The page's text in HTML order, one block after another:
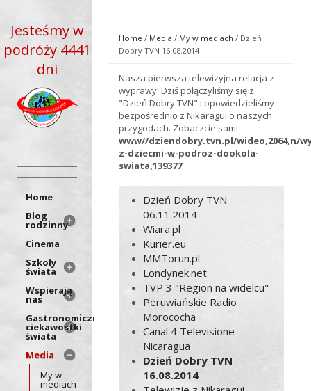
Jesteśmy w
podróży 4441
dni
Home
Blog
rodzinny
Cinema
Szkoły
świata
Wspierają
nas
Gastronomiczne
ciekawostki
świata
Media
My w
mediach
Home / Media / My w mediach/ Dzień
Dobry TVN 16.08.2014
Nasza pierwsza telewizyjna relacja z
wyprawy. Dziś połączyliśmy się z
"Dzień Dobry TVN" i opowiedzieliśmy
bezpośrednio z Nikaragui o naszych
przygodach. Zobaczcie sami:
www//dziendobry.tvn.pl/wideo,2064,n/
z-dziecmi-w-podroz-dookola-
swiata,139377
Dzień Dobry TVN
06.11.2014
Wiara.pl
Kurier.eu
MMTorun.pl
Londynek.net
TVP 3 "Region na widelcu"
Peruwiańskie Radio
Morococha
Canal 4 Televisione
Nicaragua
Dzień Dobry TVN
16.08.2014